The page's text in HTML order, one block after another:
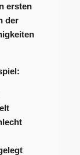
ersten
der